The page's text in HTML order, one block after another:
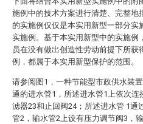
施例中的技术方案进行清楚、完整地
的实施例仅仅是本实用新型一部分实
实施例。基于本实用新型中的实施例
员在没有做出创造性劳动前提下所获
例，都属于本实用新型保护的范围。
请参阅图1，一种节能型市政供水装
通的进水管1，所述进水管1上依次连
滤器23和止回阀24；所述进水管 1通
管2，输水管2上设有压力调节阀3，